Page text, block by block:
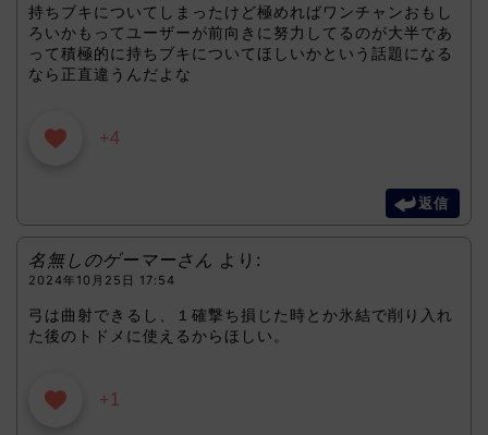
持ちブキについてしまったけど極めればワンチャンおもし
ろいかもってユーザーが前向きに努力してるのが大半であ
って積極的に持ちブキについてほしいかという話題になる
なら正直違うんだよな
+4
返信
名無しのゲーマーさん より:
2024年10月25日 17:54
弓は曲射できるし、１確撃ち損じた時とか氷結で削り入れ
た後のトドメに使えるからほしい。
+1